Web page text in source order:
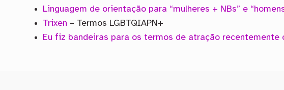
Linguagem de orientação para “mulheres + NBs” e
Trixen – Termos LGBTQIAPN+
Eu fiz bandeiras para os termos de atração recentemente